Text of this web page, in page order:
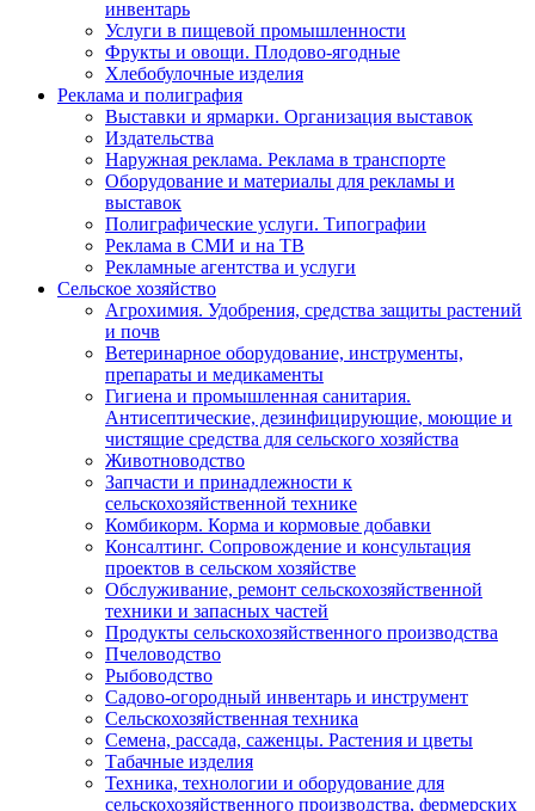
инвентарь
Услуги в пищевой промышленности
Фрукты и овощи. Плодово-ягодные
Хлебобулочные изделия
Реклама и полиграфия
Выставки и ярмарки. Организация выставок
Издательства
Наружная реклама. Реклама в транспорте
Оборудование и материалы для рекламы и
выставок
Полиграфические услуги. Типографии
Реклама в СМИ и на ТВ
Рекламные агентства и услуги
Сельское хозяйство
Агрохимия. Удобрения, средства защиты растений
и почв
Ветеринарное оборудование, инструменты,
препараты и медикаменты
Гигиена и промышленная санитария.
Антисептические, дезинфицирующие, моющие и
чистящие средства для сельского хозяйства
Животноводство
Запчасти и принадлежности к
сельскохозяйственной технике
Комбикорм. Корма и кормовые добавки
Консалтинг. Сопровождение и консультация
проектов в сельском хозяйстве
Обслуживание, ремонт сельскохозяйственной
техники и запасных частей
Продукты сельскохозяйственного производства
Пчеловодство
Рыбоводство
Садово-огородный инвентарь и инструмент
Сельскохозяйственная техника
Семена, рассада, саженцы. Растения и цветы
Табачные изделия
Техника, технологии и оборудование для
сельскохозяйственного производства, фермерских